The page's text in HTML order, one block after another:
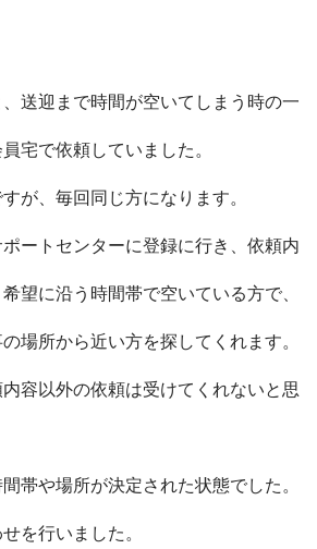
送迎まで時間が空いてしまう時の一
宅で依頼していました。
が、毎回同じ方になります。
ートセンターに登録に行き、依頼内
望に沿う時間帯で空いている方で、
場所から近い方を探してくれます。
容以外の依頼は受けてくれないと思
帯や場所が決定された状態でした。
を行いました。